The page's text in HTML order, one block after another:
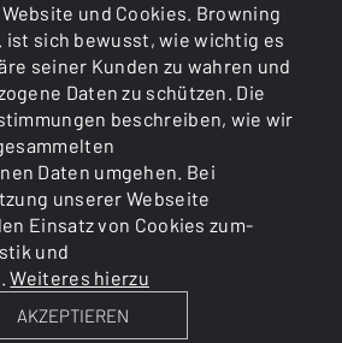
und Cookies. Browning
ist sich bewusst, wie wichtig es
seiner Kunden zu wahren und
Daten zu schützen. Die
beschreiben, wie wir
Daten umgehen. Bei
unserer Webseite
Einsatz von Cookies zum-
und
Weiteres hierzu
AKZEPTIERENS.A. © 2025 - Member of FN
Browning Group
Politik zum Datenschutz